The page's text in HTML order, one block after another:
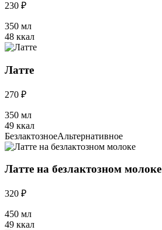
230 ₽
350 мл
48 ккал
Латте
270 ₽
350 мл
49 ккал
БезлактозноеАльтернативное
Латте на безлактозном молоке
320 ₽
450 мл
49 ккал